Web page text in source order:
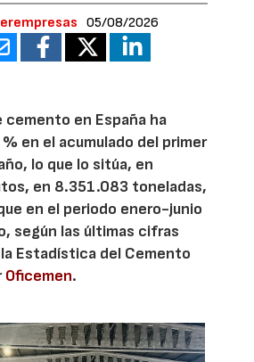
05/08/2026
cemento en España ha
en el acumulado del primer
lo que lo sitúa, en
en 8.351.083 toneladas,
en el periodo enero-junio
según las últimas cifras
Estadística del Cemento
Oficemen.